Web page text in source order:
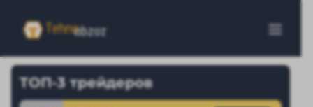
ТОП-3 трейдеров